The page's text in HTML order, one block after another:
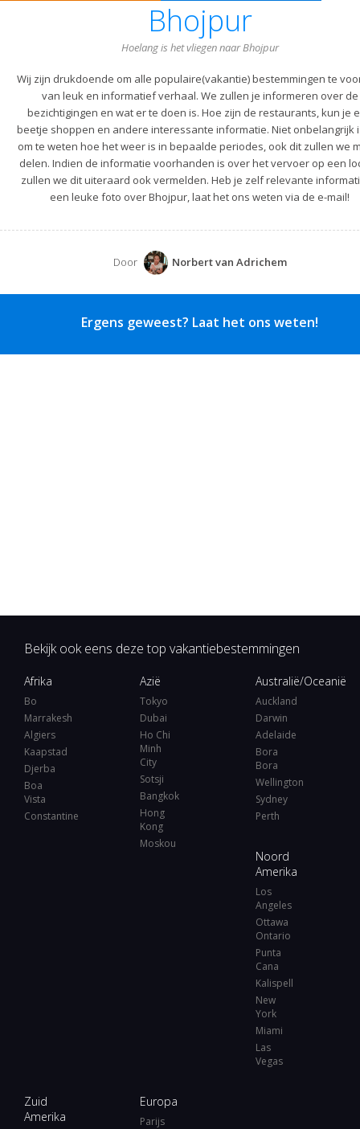
Bhojpur
Hoelang is het vliegen naar Bhojpur
Wij zijn drukdoende om alle populaire(vakantie) bestemmingen te
van leuk en informatief verhaal. We zullen je informeren over de
bezichtigingen en wat er te doen is. Hoe zijn de restaurants, kun je
beetje shoppen en andere interessante informatie. Niet onbelangrijk
om te weten hoe het weer is in bepaalde periodes, ook dit zullen we
delen. Indien de informatie voorhanden is over het vervoer op een
zullen we dit uiteraard ook vermelden. Heb je zelf relevante
een leuke foto over Bhojpur, laat het ons weten via de e-mail!
Door Norbert van Adrichem
Ergens geweest? Laat het ons weten!
Bekijk ook eens deze top vakantiebestemmingen
Afrika
Bo
Marrakesh
Algiers
Kaapstad
Djerba
Boa
Vista
Constantine
Azië
Tokyo
Dubai
Ho Chi
Minh
City
Sotsji
Bangkok
Hong
Kong
Moskou
Australië/Oceanië
Auckland
Darwin
Adelaide
Bora
Bora
Wellington
Sydney
Perth
Noord
Amerika
Los
Angeles
Ottawa
Ontario
Punta
Cana
Kalispell
New
York
Miami
Las
Vegas
Zuid
Amerika
Europa
Parijs